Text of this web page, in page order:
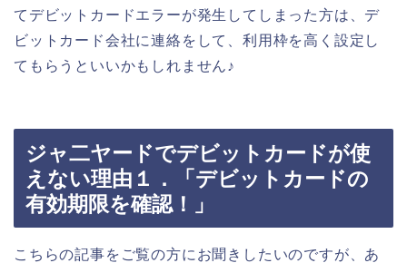
てデビットカードエラーが発生してしまった方は、デ
ビットカード会社に連絡をして、利用枠を高く設定し
てもらうといいかもしれません♪
ジャ二ヤードでデビットカードが使
えない理由１．「デビットカードの
有効期限を確認！」
こちらの記事をご覧の方にお聞きしたいのですが、あ